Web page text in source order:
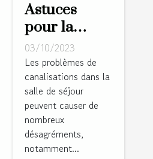
Astuces
pour la
prévention
des
problèmes
de
canalisations
dans la salle
de séjour
03/10/2023
Les problèmes de
canalisations dans la
salle de séjour
peuvent causer de
nombreux
désagréments,
notamment...